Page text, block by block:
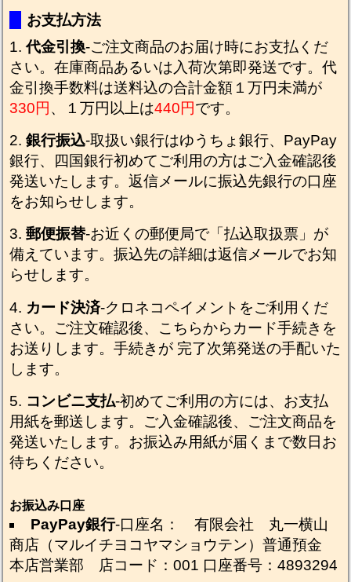
お支払方法
代金引換-ご注文商品のお届け時にお支払くだ
さい。在庫商品あるいは入荷次第即発送です。代
金引換手数料は送料込の合計金額１万円未満が
330円、１万円以上は440円です。
銀行振込-取扱い銀行はゆうちょ銀行、PayPay
銀行、四国銀行初めてご利用の方はご入金確認後
発送いたします。返信メールに振込先銀行の口座
をお知らせします。
郵便振替-お近くの郵便局で「払込取扱票」が
備えています。振込先の詳細は返信メールでお知
らせします。
カード決済-クロネコペイメントをご利用くだ
さい。ご注文確認後、こちらからカード手続きを
お送りします。手続きが 完了次第発送の手配いた
します。
コンビニ支払-初めてご利用の方には、お支払
用紙を郵送します。ご入金確認後、ご注文商品を
発送いたします。お振込み用紙が届くまで数日お
待ちください。
お振込み口座
PayPay銀行-口座名： 有限会社 丸一横山
商店（マルイチヨコヤマショウテン）普通預金
本店営業部 店コード：001 口座番号：4893294